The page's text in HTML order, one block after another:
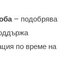
– подобрява
по време на